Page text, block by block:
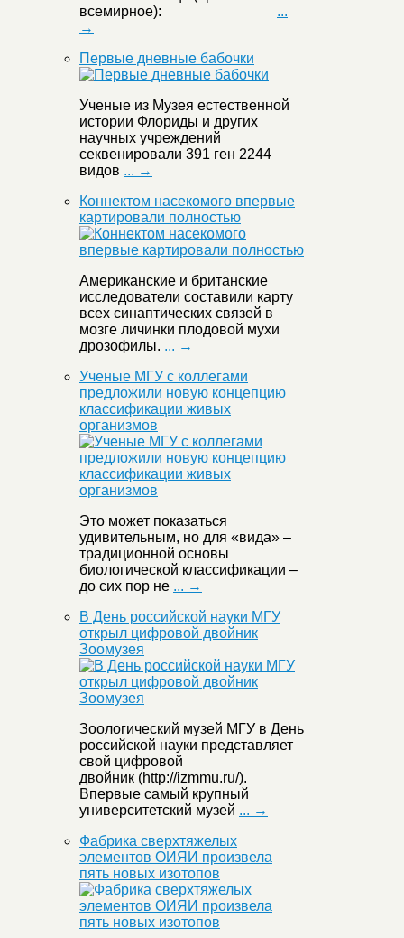
всемирное): ...
→
Первые дневные бабочки
Ученые из Музея естественной
истории Флориды и других
научных учреждений
секвенировали 391 ген 2244
видов ... →
Коннектом насекомого впервые
картировали полностью
Американские и британские
исследователи составили карту
всех синаптических связей в
мозге личинки плодовой мухи
дрозофилы. ... →
Ученые МГУ с коллегами
предложили новую концепцию
классификации живых
организмов
Это может показаться
удивительным, но для «вида» –
традиционной основы
биологической классификации –
до сих пор не ... →
В День российской науки МГУ
открыл цифровой двойник
Зоомузея
Зоологический музей МГУ в День
российской науки представляет
свой цифровой
двойник (http://izmmu.ru/).
Впервые самый крупный
университетский музей ... →
Фабрика сверхтяжелых
элементов ОИЯИ произвела
пять новых изотопов